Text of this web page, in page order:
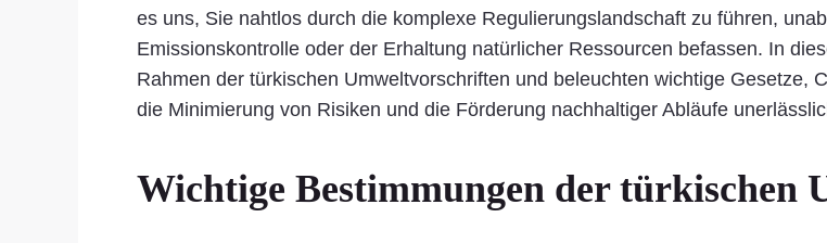
es uns, Sie nahtlos durch die komplexe Regulierungslandschaft zu führen,
Emissionskontrolle oder der Erhaltung natürlicher Ressourcen befassen. In
Rahmen der türkischen Umweltvorschriften und beleuchten wichtige Gesetze,
die Minimierung von Risiken und die Förderung nachhaltiger Abläufe
Wichtige Bestimmungen der türkischen